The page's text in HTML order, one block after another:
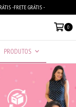
-FRETE GRÁTIS -
0
PRODUTOS